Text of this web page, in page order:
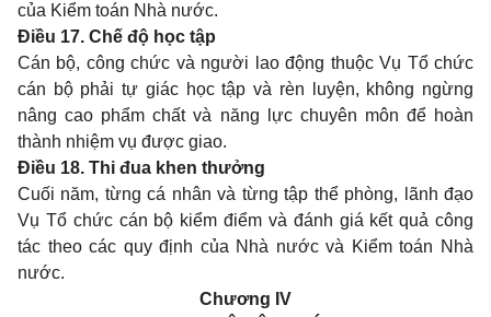
của Kiểm toán Nhà nước.
Điều 17. Chế độ học tập
Cán bộ, công chức và người lao động thuộc Vụ Tổ chức
cán bộ phải tự giác học tập và rèn luyện, không ngừng
nâng cao phẩm chất và năng lực chuyên môn để hoàn
thành nhiệm vụ được giao.
Điều 18. Thi đua khen thưởng
Cuối năm, từng cá nhân và từng tập thể phòng, lãnh đạo
Vụ Tổ chức cán bộ kiểm điểm và đánh giá kết quả công
tác theo các quy định của Nhà nước và Kiểm toán Nhà
nước.
Chương IV